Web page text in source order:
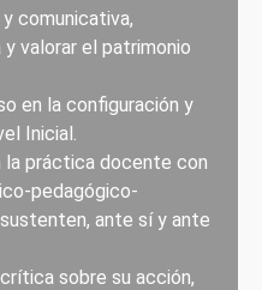
comunicativa,
valorar el patrimonio
en la configuración y
Inicial.
la práctica docente con
pedagógico-
ante sí y ante
sobre su acción,